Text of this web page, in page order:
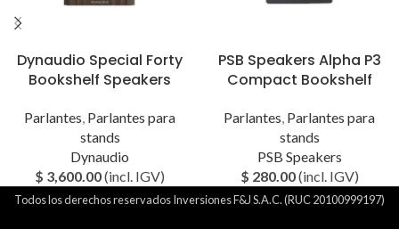
Dynaudio Special Forty
Bookshelf Speakers
Parlantes, Parlantes para
stands
Dynaudio
$ 3,600.00(incl. IGV)
PSB Speakers Alpha P3
Compact Bookshelf
Parlantes, Parlantes para
stands
PSB Speakers
$ 280.00(incl. IGV)
Todos los derechos reservados Inversiones F&J S.A.C. (RUC 20100999197)